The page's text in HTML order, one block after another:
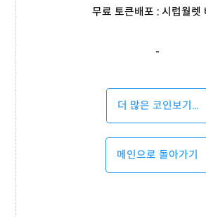
무료 토큰배포 : 시럽월렛
-
더 많은 코인보기...
메인으로 돌아가기